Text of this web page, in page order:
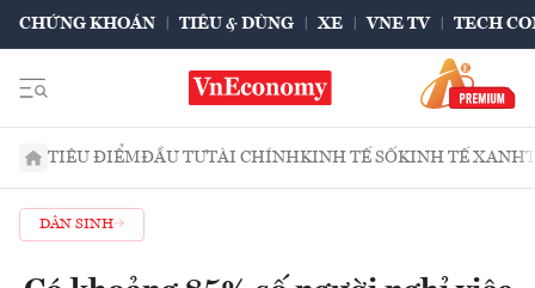
CHỨNG KHOÁN TIÊU & DÙNG XE VNE TV TECH
TIÊU ĐIỂMĐẦU TƯTÀI CHÍNHKINH TẾ SỐKINH TẾ XANH
DÂN SINH